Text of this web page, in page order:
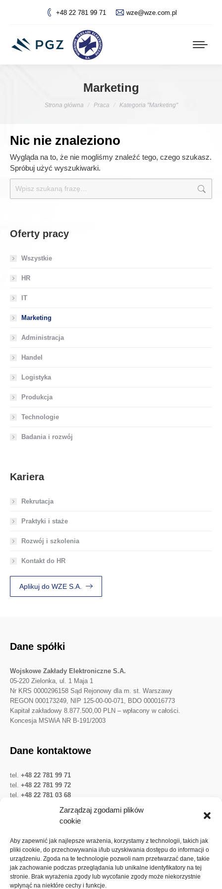
Zarządzaj zgodami plików
cookie
Aby zapewnić jak najlepsze wrażenia, korzystamy z technologii, takich jak
pliki cookie, do przechowywania i/lub uzyskiwania dostępu do informacji o
urządzeniu. Zgoda na te technologie pozwoli nam przetwarzać dane, takie
jak zachowanie podczas przeglądania lub unikalne identyfikatory na tej
stronie. Brak wyrażenia zgody lub wycofanie zgody może niekorzystnie
wpłynąć na niektóre cechy i funkcje.
+48 22 781 99 71 wze@wze.com.pl
Marketing
Jesteś tutaj:
Strona główna Praca Kategoria "Marketing"
Nic nie znaleziono
Wygląda na to, że nie mogliśmy znaleźć tego, czego szukasz.
Spróbuj użyć wyszukiwarki.
Oferty pracy
Wszystkie
HR
IT
Marketing
Administracja
Handel
Logistyka
Produkcja
Technologie
Badania i rozwój
Kariera
Rekrutacja
Praktyki i staże
Rozwój i szkolenia
Kontakt do HR
Aplikuj do WZE S.A.
Dane spółki
Wojskowe Zakłady Elektroniczne S.A.
05-220 Zielonka, ul. 1 Maja 1
Nr KRS 0000296158 Sąd Rejonowy dla m. st. Warszawy
REGON 000173249, NIP 125-00-00-071, BDO 000016773
Kapitał zakładowy 8.877.500,00 PLN – wpłacony w całości.
Koncesja MSWiA NR B-191/2003
Dane kontaktowe
tel. +48 22 781 99 71
tel. +48 22 781 99 72
tel. +48 22 781 03 68
LinkedIn
YouTube
Ważne linki
Ochrona danych osobowych
Akcje Spółki